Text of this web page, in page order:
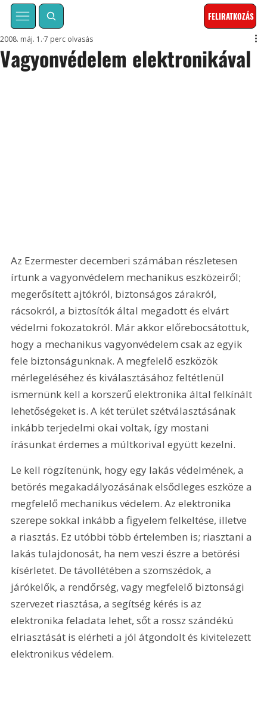
FELIRATKOZÁS
Vagyonvédelem elektronikával
2008. máj. 1. 7 perc olvasás
Az Ezermester decemberi számában részletesen
írtunk a vagyonvédelem mechanikus eszközeiről;
megerősített ajtókról, biztonságos zárakról,
rácsokról, a biztosítók által megadott és elvárt
védelmi fokozatokról. Már akkor előrebocsátottuk,
hogy a mechanikus vagyonvédelem csak az egyik
fele biztonságunknak. A megfelelő eszközök
mérlegeléséhez és kiválasztásához feltétlenül
ismernünk kell a korszerű elektronika által felkínált
lehetőségeket is. A két terület szétválasztásának
inkább terjedelmi okai voltak, így mostani
írásunkat érdemes a múltkorival együtt kezelni.
Le kell rögzítenünk, hogy egy lakás védelmének, a
betörés megakadályozásának elsődleges eszköze a
megfelelő mechanikus védelem. Az elektronika
szerepe sokkal inkább a figyelem felkeltése, illetve
a riasztás. Ez utóbbi több értelemben is; riasztani a
lakás tulajdonosát, ha nem veszi észre a betörési
kísérletet. De távollétében a szomszédok, a
járókelők, a rendőrség, vagy megfelelő biztonsági
szervezet riasztása, a segítség kérés is az
elektronika feladata lehet, sőt a rossz szándékú
elriasztását is elérheti a jól átgondolt és kivitelezett
elektronikus védelem.